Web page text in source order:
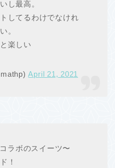
し最高。
してるわけでなけれ
。
楽しい
April 21, 2021
ラボのスイーツ〜
！